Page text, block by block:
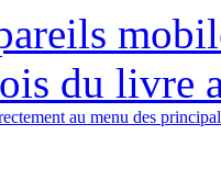
du livre
au menu des